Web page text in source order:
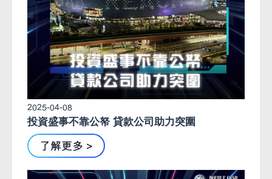
2025-04-08
投資盛事不靠公帑 貸款公司助力突圍
了解更多 >